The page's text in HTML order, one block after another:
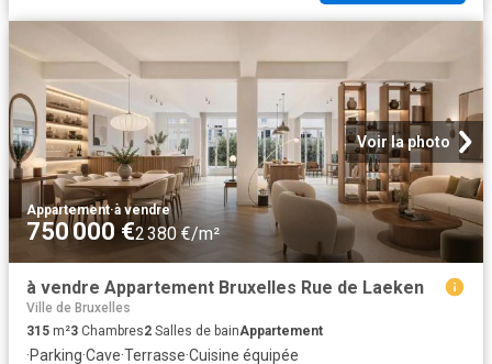
Voir la photo
Appartement·à vendre
750 000 €2 380 €/m²
à vendre Appartement Bruxelles Rue de Laeken
Ville de Bruxelles
315 m²3 Chambres2 Salles de bainAppartement
·Parking·Cave·Terrasse·Cuisine équipée